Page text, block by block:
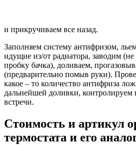
и прикручиваем все назад.
Заполняем систему антифризом,
идущие из/от радиатора, заводим (не
пробку бачка), доливаем,
(предварительно помыв руки).
какое – то количество антифриза
дальнейшей доливки,
встречи.
Стоимость и артикул
термостата и его